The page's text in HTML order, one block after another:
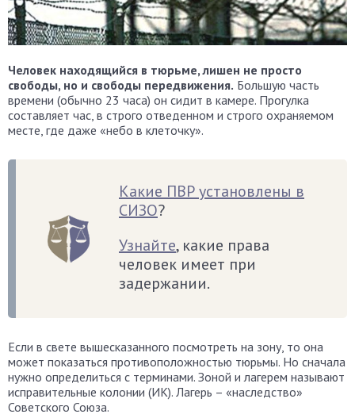
Человек находящийся в тюрьме, лишен не просто
свободы, но и свободы передвижения. Большую часть
времени (обычно 23 часа) он сидит в камере. Прогулка
составляет час, в строго отведенном и строго охраняемом
месте, где даже «небо в клеточку».
Какие ПВР установлены в
СИЗО?
Узнайте, какие права
человек имеет при
задержании.
Если в свете вышесказанного посмотреть на зону, то она
может показаться противоположностью тюрьмы. Но сначала
нужно определиться с терминами. Зоной и лагерем называют
исправительные колонии (ИК). Лагерь – «наследство»
Советского Союза.